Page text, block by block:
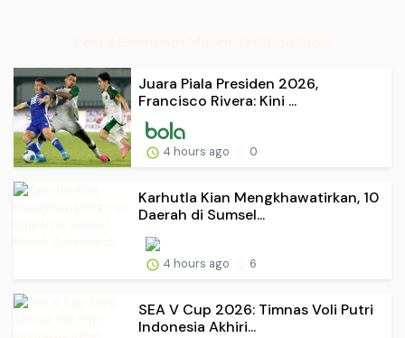
Juara Piala Presiden 2026,
Francisco Rivera: Kini ...
4 hours ago 0
Karhutla Kian Mengkhawatirkan, 10
Daerah di Sumsel...
4 hours ago 6
SEA V Cup 2026: Timnas Voli Putri
Indonesia Akhiri...